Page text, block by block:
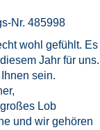
Nr. 485998
wohl gefühlt. Es
Jahr für uns.
sein.
Lob
und wir gehören